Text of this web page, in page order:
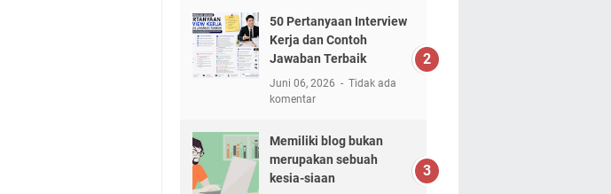
50 Pertanyaan Interview
Kerja dan Contoh
Jawaban Terbaik
Juni 06, 2026
Tidak ada
komentar
Memiliki blog bukan
merupakan sebuah
kesia-siaan